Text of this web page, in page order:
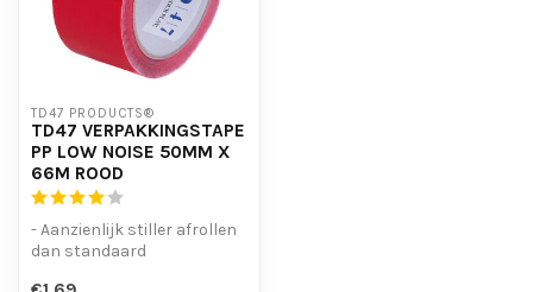
TD47 PRODUCTS®
TD47 VERPAKKINGSTAPE
PP LOW NOISE 50MM X
66M ROOD
- Aanzienlijk stiller afrollen
dan standaard